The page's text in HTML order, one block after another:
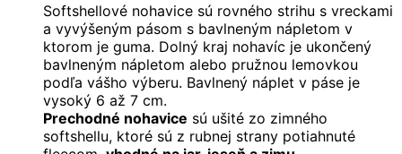
Softshellové nohavice sú rovného strihu s vreckami
a vyvýšeným pásom s bavlneným nápletom v
ktorom je guma. Dolný kraj nohavíc je ukončený
bavlneným nápletom alebo pružnou lemovkou
podľa vášho výberu. Bavlnený náplet v páse je
vysoký 6 až 7 cm.
Prechodné nohavice sú ušité zo zimného
softshellu, ktoré sú z rubnej strany potiahnuté